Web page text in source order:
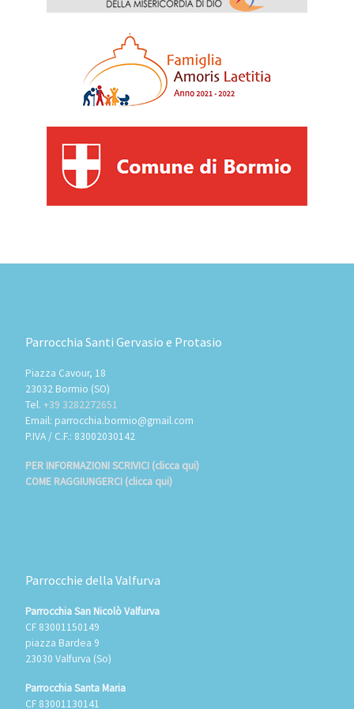
Parrocchia Santi Gervasio e Protasio
Piazza Cavour, 18
23032 Bormio (SO)
Tel. +39 3282272651
Email: parrocchia.bormio@gmail.com
P.IVA / C.F.: 83002030142
PER INFORMAZIONI SCRIVICI (clicca qui)
COME RAGGIUNGERCI (clicca qui)
Parrocchie della Valfurva
Parrocchia San Nicolò Valfurva
CF 83001150149
piazza Bardea 9
23030 Valfurva (So)
Parrocchia Santa Maria
CF 83001130141